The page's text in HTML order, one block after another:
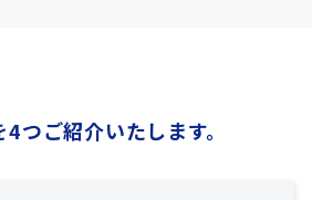
つご紹介いたします。